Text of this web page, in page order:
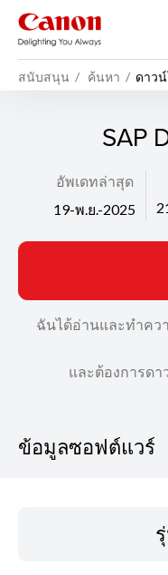
สนับสนุน ค้นหา ดาว
SAP
อัพเดทล่าสุด
19-พ.ย.-2025
ฉันได้อ่านและทำคว
และต้องการด
ข้อมูลซอฟต์แวร์